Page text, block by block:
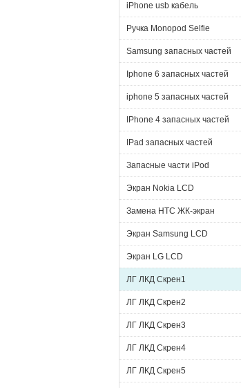
iPhone usb кабель
Ручка Monopod Selfie
Samsung запасных частей
Iphone 6 запасных частей
iphone 5 запасных частей
IPhone 4 запасных частей
IPad запасных частей
Запасные части iPod
Экран Nokia LCD
Замена HTC ЖК-экран
Экран Samsung LCD
Экран LG LCD
ЛГ ЛКД Скрен1
ЛГ ЛКД Скрен2
ЛГ ЛКД Скрен3
ЛГ ЛКД Скрен4
ЛГ ЛКД Скрен5